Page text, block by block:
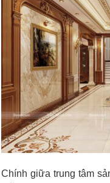
Chính giữa trung tâm